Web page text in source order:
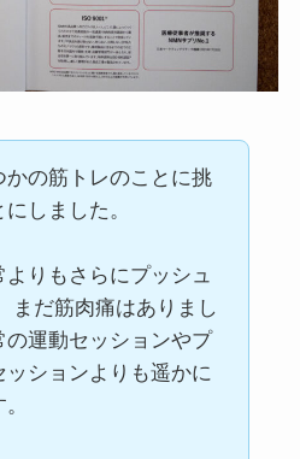
かの筋トレのことに挑
しました。
りもさらにプッシュ
まだ筋肉痛はありまし
の運動セッションやプ
ッションよりも遥かに